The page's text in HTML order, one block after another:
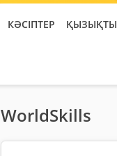
КӘСІПТЕР ҚЫЗЫҚТЫ
WorldSkills